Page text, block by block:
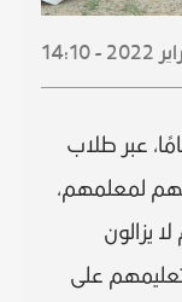
2022 - 14:10
وفاء مر عليها أكثر من 40 عامًا، عبر طلاب
لمعلمهم،
يزالون
على